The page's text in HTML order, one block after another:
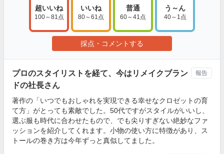
超いいね
100～81点
いいね
80～61点
普通
60～41点
う～ん
40～1点
採点・コメントする
プロのスタイリストを経て、今はリメイクブラン
ドの社長さん
著作の「いつでもおしゃれを実現できる幸せなクロゼットの育
て方」がとっても素敵でした。50代ですがスタイルがいいし、
選ぶ服も時代に合わせたもので、でも尖りすぎない絶妙なファ
ッションを紹介してくれます。小物の使い方に特徴があり、ス
トールの巻き方は今年ずっと真似してました。
報告